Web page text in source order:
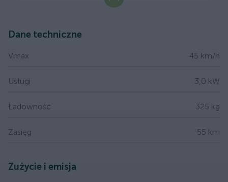
Dane techniczne
Vmax 45 km/h
Usługi 3,0 kW
Ładowność 325 kg
Zasięg 55 km
Zużycie i emisja